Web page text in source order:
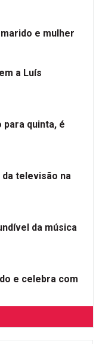
e mulher
a Luís
quinta, é
televisão na
da música
e celebra com